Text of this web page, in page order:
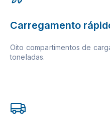
Carregamento
Oito compartimentos de
toneladas.